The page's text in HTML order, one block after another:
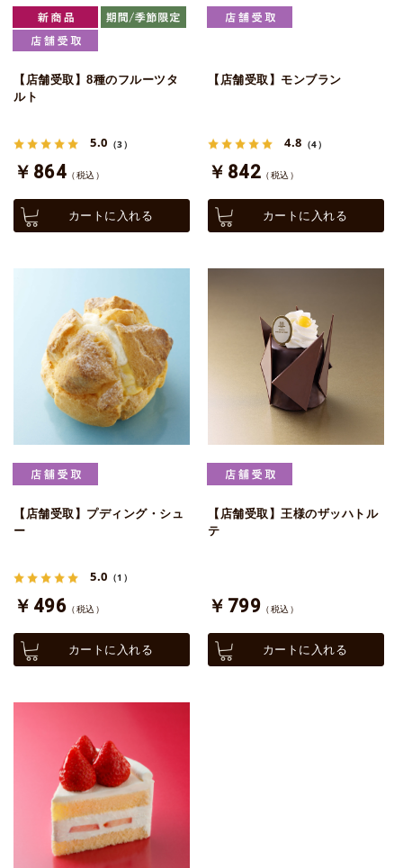
【店舗受取】8種のフルーツタ
ルト
5.0 （3）
￥864 （税込）
カートに入れる
【店舗受取】モンブラン
4.8 （4）
￥842 （税込）
カートに入れる
【店舗受取】プディング・シュ
ー
5.0 （1）
￥496 （税込）
カートに入れる
【店舗受取】王様のザッハトル
テ
￥799 （税込）
カートに入れる